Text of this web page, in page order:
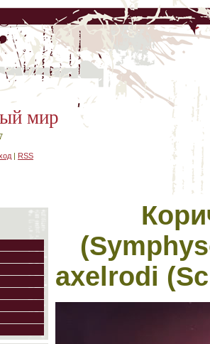
мир
| RSS
axelrodi